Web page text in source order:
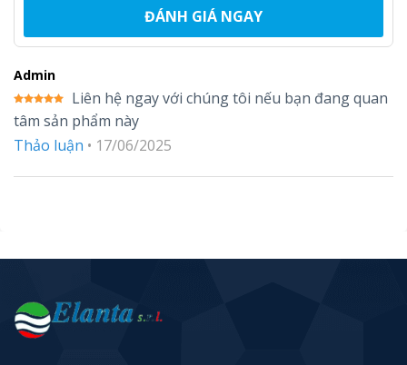
ĐÁNH GIÁ NGAY
Admin
Được xếp
hạng
55
Liên hệ ngay với chúng tôi nếu bạn đang quan
tâm sản phẩm này
Thảo luận • 17/06/2025